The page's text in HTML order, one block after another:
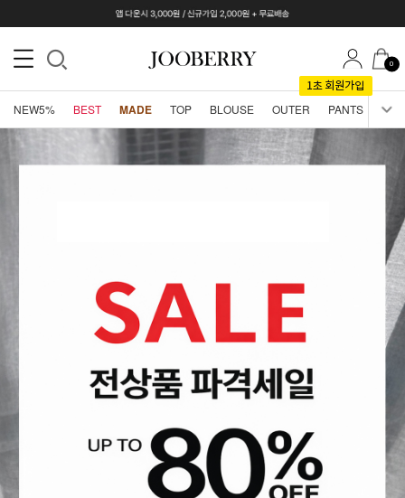
0
NEW5% BEST MADE TOP BLOUSE OUTER PANTS